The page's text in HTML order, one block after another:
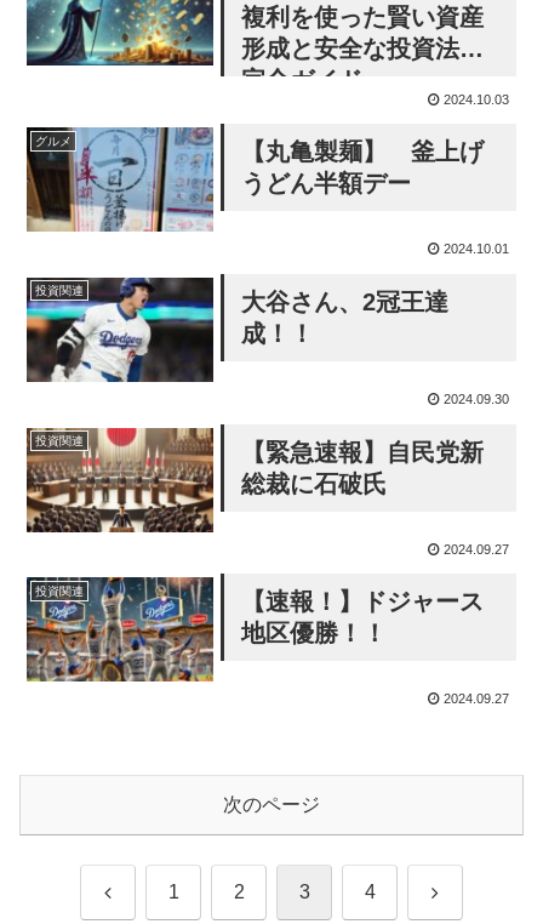
複利を使った賢い資産
形成と安全な投資法の
完全ガイド」
2024.10.03
グルメ
【丸亀製麺】 釜上げ
うどん半額デー
2024.10.01
投資関連
大谷さん、2冠王達
成！！
2024.09.30
投資関連
【緊急速報】自民党新
総裁に石破氏
2024.09.27
投資関連
【速報！】ドジャース
地区優勝！！
2024.09.27
次のページ
前 1 2 3 4 次